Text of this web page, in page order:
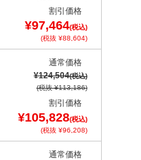
割引価格
¥97,464(税込)
(税抜 ¥88,604)
通常価格
¥124,504(税込)
(税抜 ¥113,186)
割引価格
¥105,828(税込)
(税抜 ¥96,208)
通常価格